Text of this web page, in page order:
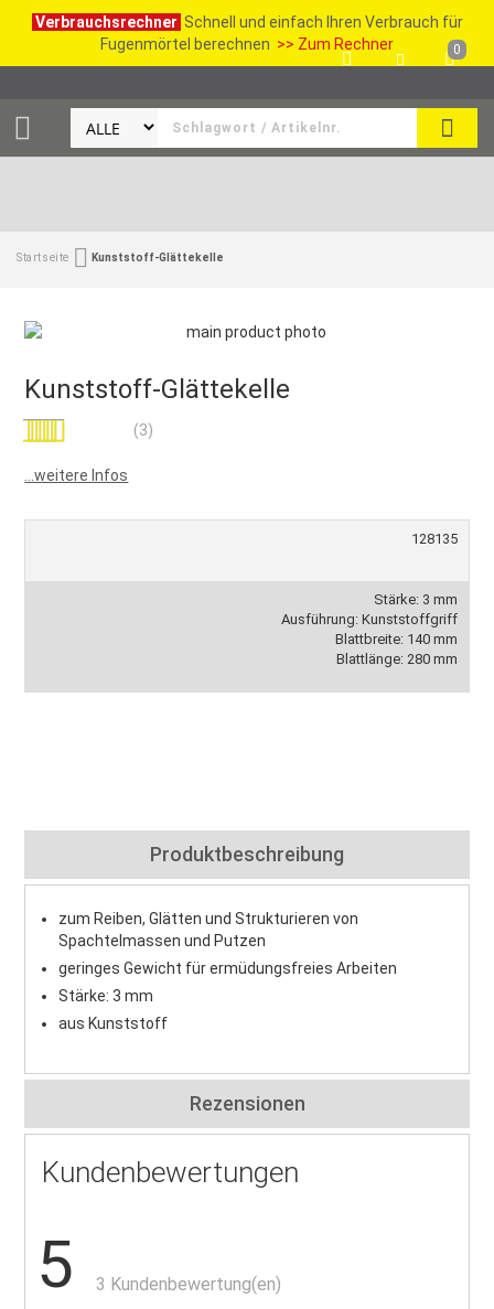
Verbrauchsrechner Schnell und einfach Ihren Verbrauch für
Fugenmörtel berechnen >> Zum Rechner
SUCHE
0
Startseite Kunststoff-Glättekelle
Kunststoff-Glättekelle
(3)
...weitere Infos
128135
Stärke: 3 mm
Ausführung: Kunststoffgriff
Blattbreite: 140 mm
Blattlänge: 280 mm
Produktbeschreibung
zum Reiben, Glätten und Strukturieren von
Spachtelmassen und Putzen
geringes Gewicht für ermüdungsfreies Arbeiten
Stärke: 3 mm
aus Kunststoff
Rezensionen
Kundenbewertungen
5 3 Kundenbewertung(en)